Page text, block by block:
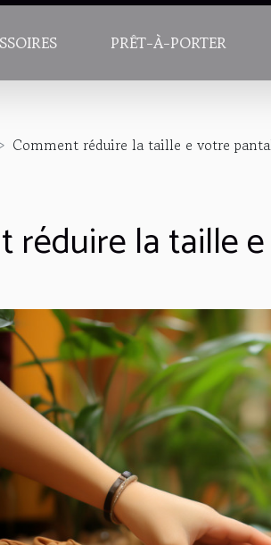
PRÊT-À-PORTER
Comment réduire la taille e votre
réduire la taille